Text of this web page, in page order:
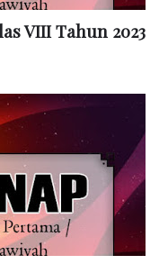
VIII Tahun 2023